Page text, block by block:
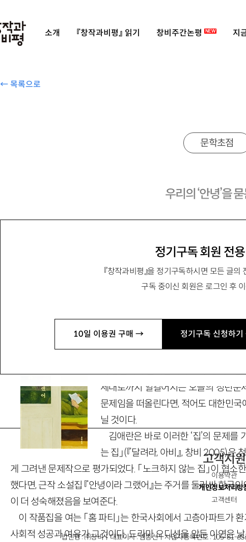
소개 『창작과비평』 읽기 창비주간논평 NEW 지
← 목록으로
정기구독 회원 전
『창작과비평』을 정기구독하시면 모든 글
구독 중이신 회원은 로그인 후
10일 이용권 구매 → 정기구독 신청하
문학초점
우리의 ‘안녕’을
문학평론가. 인하대 프런티어창의대학 조교수. 평론집 『함께
suyoun_cat@hanmail.net
김애란 소설집 『안녕이라 그랬어』(문학동네 2025)
의 공간이자 전재산이기도 하며, 때로
세대로까지 일컬어지는 오늘의 청년
문제임을 떠올린다면, 적어도 대한민
닐 것이다.
김애란은 바로 이러한 ‘집’의 문제를
는 집」(『달려라, 아비』, 창비 2005)
게 그려낸 문제작으로 평가되었다. 「노크하지 않는 집」이 협소
했다면, 근작 소설집 『안녕이라 그랬어』는 주거를 둘러싼 한국
이 더 성숙해졌음을 보여준다.
이 작품집을 여는 「홈 파티」는 한국사회에서 고층아파트가
사회적 성공과 여유가 그것이다. 드라마 오디션을 앞둔 이연은
고객지원
이용약관
개인정보처리방
고객센터
법인명 : ㈜창비ㅣ대표이사 : 염종선ㅣ사업자등록번호 : 105-81-